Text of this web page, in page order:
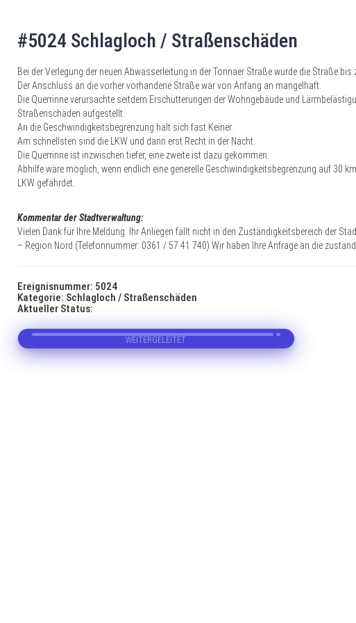
#5024 Schlagloch / Straßenschäden
Bei der Verlegung der neuen Abwasserleitung in der Tonnaer Straße wurde die Straße bis
Der Anschluss an die vorher vorhandene Straße war von Anfang an mangelhaft.
Die Querrinne verursachte seitdem Erschütterungen der Wohngebäude und
Straßenschäden aufgestellt.
An die Geschwindigkeitsbegrenzung hält sich fast Keiner.
Am schnellsten sind die LKW und dann erst Recht in der Nacht.
Die Querrinne ist inzwischen tiefer, eine zweite ist dazu gekommen.
Abhilfe wäre möglich, wenn endlich eine generelle Geschwindigkeitsbegrenzung auf 30
LKW gefährdet.
Kommentar der Stadtverwaltung:
Vielen Dank für Ihre Meldung. Ihr Anliegen fällt nicht in den Zuständigkeitsbereich der
– Region Nord (Telefonnummer: 0361 / 57 41 740) Wir haben Ihre Anfrage an die
Ereignisnummer: 5024
Kategorie: Schlagloch / Straßenschäden
Aktueller Status:
WEITERGELEITET